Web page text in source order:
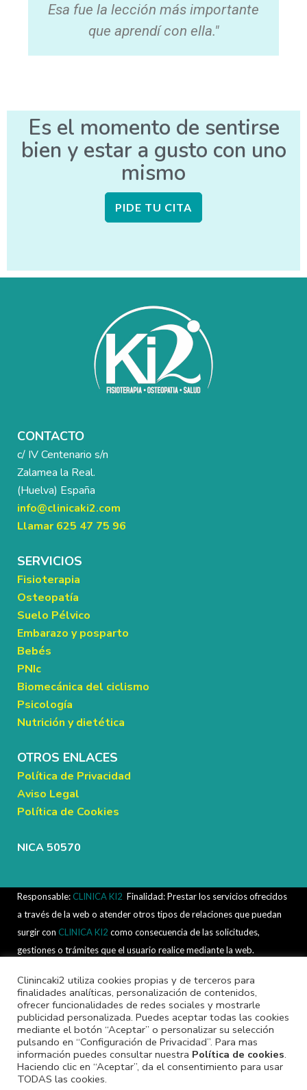
Esa fue la lección más importante
que aprendí con ella."
Es el momento de sentirse
bien y estar a gusto con uno
mismo
PIDE TU CITA
CONTACTO
c/ IV Centenario s/n
Zalamea la Real.
(Huelva) España
info@clinicaki2.com
Llamar 625 47 75 96
SERVICIOS
Fisioterapia
Osteopatía
Suelo Pélvico
Embarazo y posparto
Bebés
PNIc
Biomecánica del ciclismo
Psicología
Nutrición y dietética
OTROS ENLACES
Política de Privacidad
Aviso Legal
Política de Cookies
NICA 50570
Responsable: CLINICA KI2 Finalidad: Prestar los servicios ofrecidos
a través de la web o atender otros tipos de relaciones que puedan
surgir con CLINICA KI2 como consecuencia de las solicitudes,
gestiones o trámites que el usuario realice mediante la web.
el Reglamento (UE) 2016/679 y la LOPDGDD 3/2018.
Destinatarios: Fichero interno automatizado deCLINICA KI2y
terceros para el desarrollo, mantenimiento y control de la relación
jurídica que se establezca cuando exista autorización legal por el
usuario para hacerlo. Derechos: Acceso, rectificación, cesión,
oposición y derecho al olvido. Información adicional: Puede obtener
Clinincaki2 utiliza cookies propias y de terceros para
finalidades analíticas, personalización de contenidos,
ofrecer funcionalidades de redes sociales y mostrarle
publicidad personalizada. Puedes aceptar todas las cookies
mediante el botón “Aceptar” o personalizar su selección
pulsando en “Configuración de Privacidad”. Para mas
información puedes consultar nuestra Política de cookies.
Haciendo clic en “Aceptar”, da el consentimiento para usar
TODAS las cookies.